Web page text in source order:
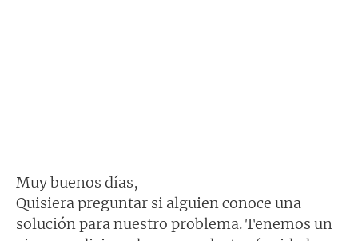
Muy buenos días,
Quisiera preguntar si alguien conoce una
solución para nuestro problema. Tenemos un